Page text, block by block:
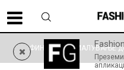
ФИНАЛНО НАМАЛУВАЊЕ до -